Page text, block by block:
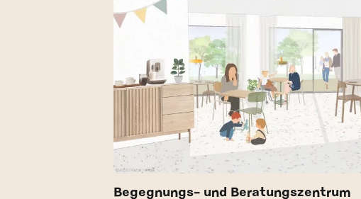
Begegnungs- und Beratungszentrum